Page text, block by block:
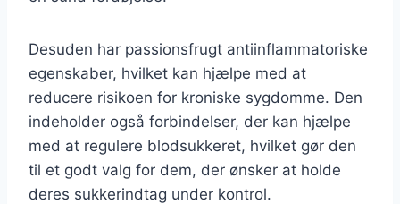
Desuden har passionsfrugt antiinflammatoriske
egenskaber, hvilket kan hjælpe med at
reducere risikoen for kroniske sygdomme. Den
indeholder også forbindelser, der kan hjælpe
med at regulere blodsukkeret, hvilket gør den
til et godt valg for dem, der ønsker at holde
deres sukkerindtag under kontrol.